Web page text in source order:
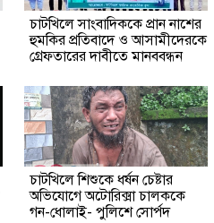
চাটখিলে সাংবাদিককে প্রান নাশের
হুমকির প্রতিবাদে ও আসামীদেরকে
গ্রেফতারের দাবীতে মানববন্ধন
চাটখিলে শিশুকে ধর্ষন চেষ্টার
অভিযোগে অটোরিক্সা চালককে
গন-ধোলাই- পুলিশে সোর্পদ